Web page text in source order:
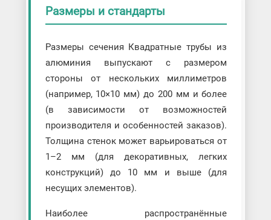
Размеры и стандарты
Размеры сечения Квадратные трубы из
алюминия выпускают с размером
стороны от нескольких миллиметров
(например, 10×10 мм) до 200 мм и более
(в зависимости от возможностей
производителя и особенностей заказов).
Толщина стенок может варьироваться от
1–2 мм (для декоративных, легких
конструкций) до 10 мм и выше (для
несущих элементов).
Наиболее распространённые